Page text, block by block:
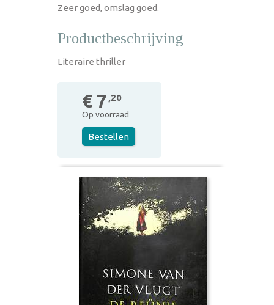
Zeer goed, omslag goed.
Productbeschrijving
Literaire thriller
€ 7 ,20
Op voorraad
Bestellen